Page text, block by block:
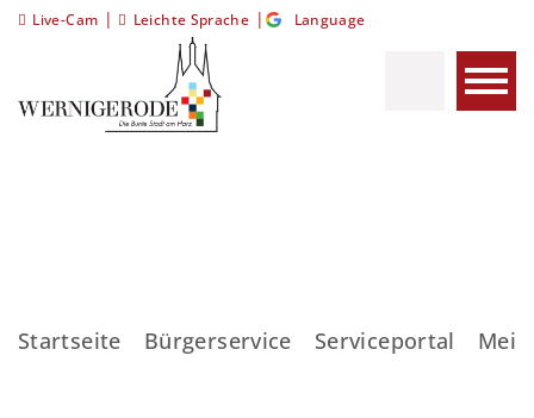
Live-Cam | Leichte Sprache | Language
Startseite Bürgerservice Serviceportal